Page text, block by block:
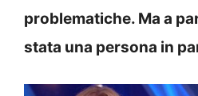
problematiche. Ma a
stata una persona in